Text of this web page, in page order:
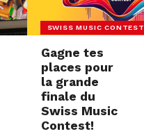
SWISS MUSIC CONTEST
Gagne tes
places pour
la grande
finale du
Swiss Music
Contest!